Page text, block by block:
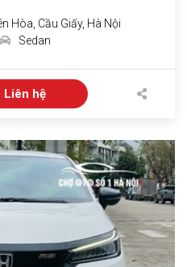
Hòa, Cầu Giấy, Hà Nội
Sedan
Liên hệ